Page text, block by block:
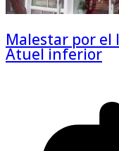
Malestar por el
Atuel inferior